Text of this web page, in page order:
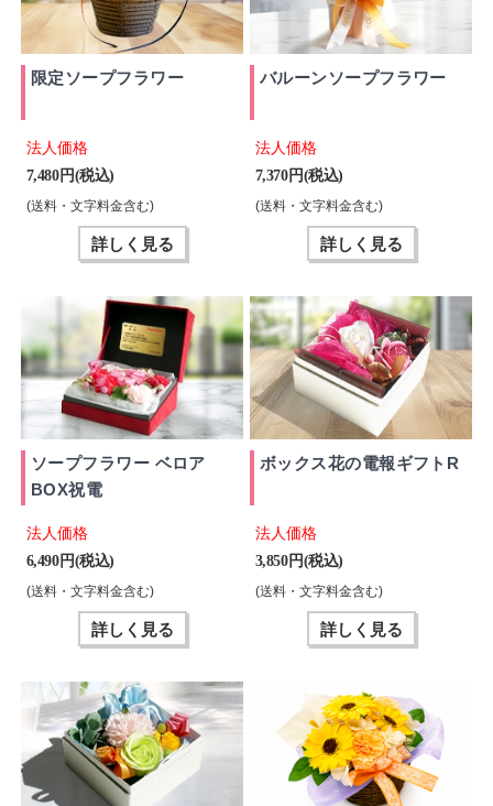
限定ソープフラワー
法人価格
7,480 円(税込)
(送料・文字料金含む)
詳しく見る
バルーンソープフラワー
法人価格
7,370 円(税込)
(送料・文字料金含む)
詳しく見る
ソープフラワー ベロア
BOX祝電
法人価格
6,490 円(税込)
(送料・文字料金含む)
詳しく見る
ボックス花の電報ギフトR
法人価格
3,850 円(税込)
(送料・文字料金含む)
詳しく見る